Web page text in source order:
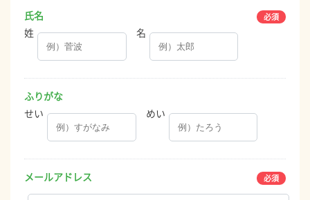
氏名
姓
名
ふりがな
せい
めい
メールアドレス